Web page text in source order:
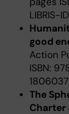
LIBRIS-
good
Action
ISBN:
The
Charter